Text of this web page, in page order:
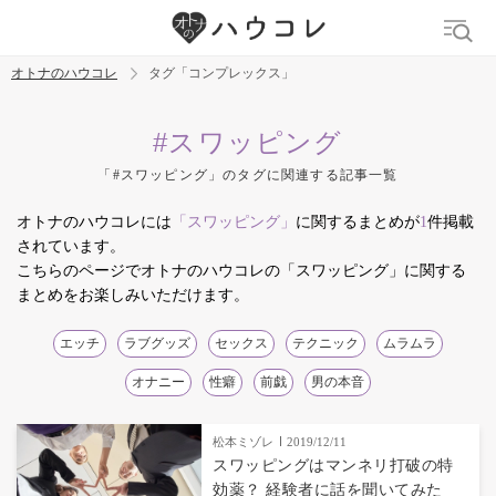
デリケートゾーン 吸うやつ 中折れ ニオイケア
オトナのハウコレ タグ「コンプレックス」
#スワッピング
「#スワッピング」のタグに関連する記事一覧
オトナのハウコレには 「スワッピング」 に関するまとめが1 件掲載
されています。
こちらのページでオトナのハウコレの「スワッピング」に関する
まとめをお楽しみいただけます。
エッチ ラブグッズ セックス テクニック ムラムラ
オナニー 性癖 前戯 男の本音
松本ミゾレ 2019/12/11
スワッピングはマンネリ打破の特
効薬？ 経験者に話を聞いてみた